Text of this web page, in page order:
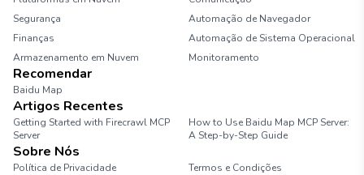
Segurança
Automação de Navegador
Finanças
Automação de Sistema Operacional
Armazenamento em Nuvem
Monitoramento
Recomendar
Baidu Map
Artigos Recentes
Getting Started with Firecrawl MCP
Server
How to Use Baidu Map MCP Server:
A Step-by-Step Guide
Sobre Nós
Política de Privacidade Termos e Condições